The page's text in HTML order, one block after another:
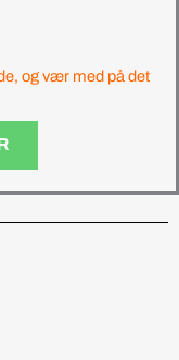
og vær med på det